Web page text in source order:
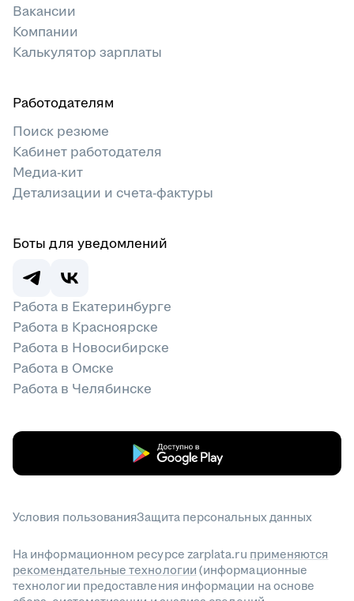
Вакансии
Компании
Калькулятор зарплаты
Работодателям
Поиск резюме
Кабинет работодателя
Медиа-кит
Детализации и счета-фактуры
Боты для уведомлений
Работа в Екатеринбурге
Работа в Красноярске
Работа в Новосибирске
Работа в Омске
Работа в Челябинске
Условия пользованияЗащита персональных данных
На информационном ресурсе zarplata.ru применяются
рекомендательные технологии (информационные
технологии предоставления информации на основе